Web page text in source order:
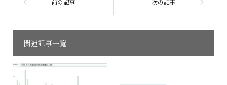
関連記事一覧